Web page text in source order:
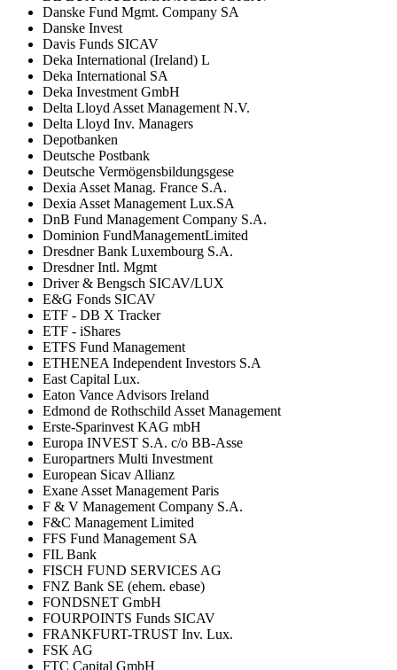
Danske Fund Mgmt. Company SA
Danske Invest
Davis Funds SICAV
Deka International (Ireland) L
Deka International SA
Deka Investment GmbH
Delta Lloyd Asset Management N.V.
Delta Lloyd Inv. Managers
Depotbanken
Deutsche Postbank
Deutsche Vermögensbildungsgese
Dexia Asset Manag. France S.A.
Dexia Asset Management Lux.SA
DnB Fund Management Company S.A.
Dominion FundManagementLimited
Dresdner Bank Luxembourg S.A.
Dresdner Intl. Mgmt
Driver & Bengsch SICAV/LUX
E&G Fonds SICAV
ETF - DB X Tracker
ETF - iShares
ETFS Fund Management
ETHENEA Independent Investors S.A
East Capital Lux.
Eaton Vance Advisors Ireland
Edmond de Rothschild Asset Management
Erste-Sparinvest KAG mbH
Europa INVEST S.A. c/o BB-Asse
Europartners Multi Investment
European Sicav Allianz
Exane Asset Management Paris
F & V Management Company S.A.
F&C Management Limited
FFS Fund Management SA
FIL Bank
FISCH FUND SERVICES AG
FNZ Bank SE (ehem. ebase)
FONDSNET GmbH
FOURPOINTS Funds SICAV
FRANKFURT-TRUST Inv. Lux.
FSK AG
FTC Capital GmbH